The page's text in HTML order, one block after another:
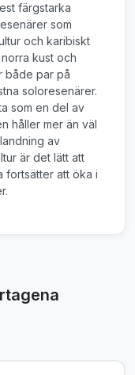
färgstarka
som
och karibiskt
kust och
både par på
soloresenärer.
som en del av
håller mer än väl
av
är det lätt att
fortsätter att öka i